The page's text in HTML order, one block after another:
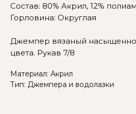
Состав: 80% Акрил, 12%
Горловина: Округлая
Джемпер вязаный
цвета. Рукав 7/8
Материал: Акрил
Тип: Джемпера и водолазки
Или напишите нам и мы
вам поможем!